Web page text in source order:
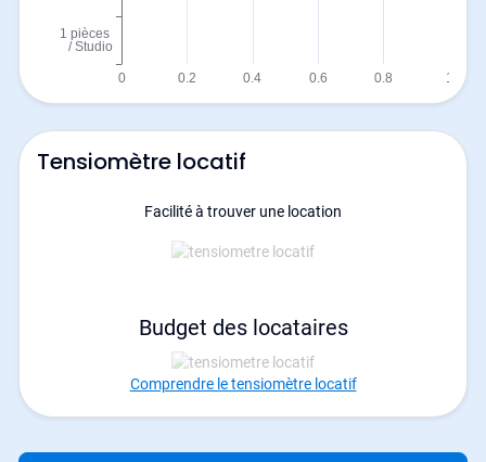
Tensiomètre locatif
Facilité à trouver une location
Budget des locataires
Comprendre le tensiomètre locatif